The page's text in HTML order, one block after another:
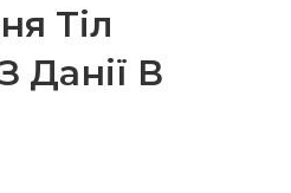
Тіл
Данії В